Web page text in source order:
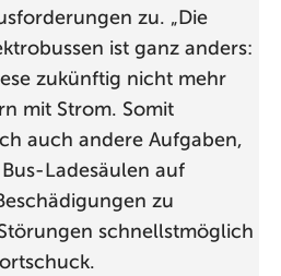
zu. „Die
ist ganz anders:
zukünftig nicht mehr
mit Strom. Somit
auch andere Aufgaben,
Ladesäulen auf
zu
schnellstmöglich